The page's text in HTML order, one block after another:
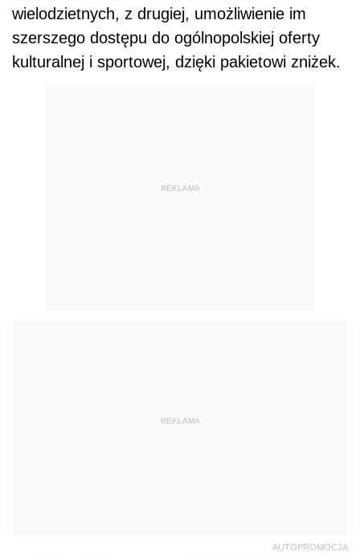
wielodzietnych, z drugiej, umożliwienie im
szerszego dostępu do ogólnopolskiej oferty
kulturalnej i sportowej, dzięki pakietowi zniżek.
REKLAMA
REKLAMA
AUTOPROMOCJA